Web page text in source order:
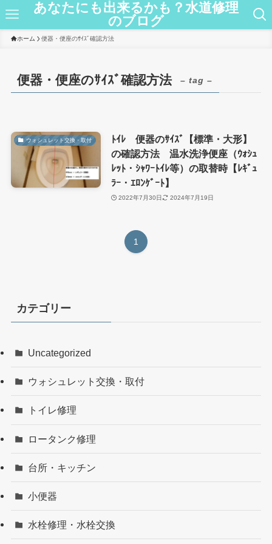
あなたにも出来るかも？水道修理
のブログ
ホーム 便器・便座のｻｲｽﾞ確認方法
便器・便座のｻｲｽﾞ確認方法 – tag –
ウォシュレット交換・取付
ﾄｲﾚ 便器のｻｲｽﾞ【標準・大形】
の確認方法 温水洗浄便座（ｳｫｼｭ
ﾚｯﾄ・ｼｬﾜｰﾄｲﾚ等）の取替時【ﾚｷﾞｭ
ﾗｰ・ｴﾛﾝｹﾞｰﾄ】
2022年7月30日 2024年7月19日
1
カテゴリー
Uncategorized
ウォシュレット交換・取付
トイレ修理
ロータンク修理
台所・キッチン
小便器
水栓修理・水栓交換